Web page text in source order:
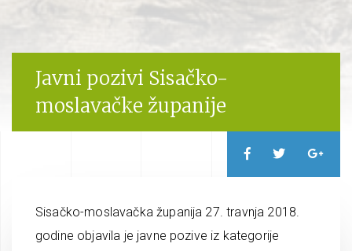
Javni pozivi Sisačko-
moslavačke županije
Sisačko-moslavačka županija 27. travnja 2018.
godine objavila je javne pozive iz kategorije